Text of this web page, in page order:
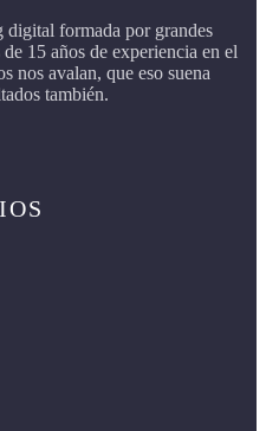
digital formada por grandes
15 años de experiencia en el
nos avalan, que eso suena
también.